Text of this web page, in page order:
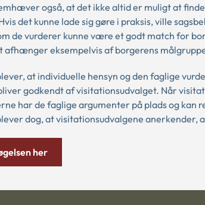
også, at det ikke altid er muligt at
det kunne lade sig gøre i praksis, ville
de vurderer kunne være et godt match for
afhænger eksempelvis af borgerens
at individuelle hensyn og den faglige
godkendt af visitationsudvalget. Når
har de faglige argumenter på plads og
dog, at visitationsudvalgene anerkender,
her